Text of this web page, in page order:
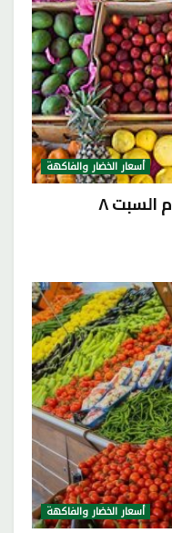
أسعار الخضار والفاكهة
أسعار الفواكه بالاسواق اليوم السبت ٨
أسعار الخضار والفاكهة